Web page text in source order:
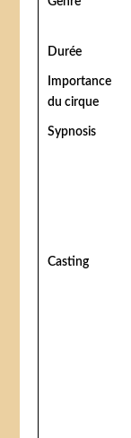
Durée
Importance
du cirque
Sypnosis
Casting